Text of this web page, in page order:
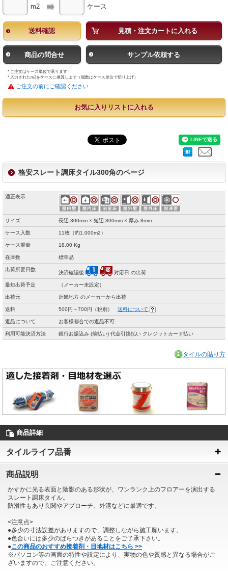
m2 ケース
送料確認 見積・注文カートに入れる
商品の問合せ サンプル依頼する
* ご注文はケース単位で承ります
* 入力されたm2をケースに換算します（端数はケース単位で切り上げ）
ご注文の前にご確認ください
お気に入りリストに入れる
格安スレート調床タイル300角のページ
適正表示
サイズ 長辺:300mm × 短辺:300mm × 厚み:8mm
ケース入数 11枚（約1.000m2）
ケース重量 18.00 Kg
在庫数 標準品
出荷所要日数
決済確認後 対応日 の出荷
最短出荷予定 （メーカー未設定）
出荷元 近畿地方 のメーカーから出荷
送料 500円～700円（税別） 送料について
返品について お客様都合での返品不可
利用可能決済方法 銀行お振込み (前払い) 代金引換払い クレジットカード払い
タイルの貼り方
商品詳細
タイルライフ品番
商品説明
かすかに光る表面と陰影のある形状が、ワンランク上のフロアーを演出する
スレート調床タイル。
防滑性もあり玄関やアプローチ、外溝などに最適です。
<注意点>
●多少の寸法誤差がありますので、調整しながら施工願います。
●色合いには多少のばらつきがあることをご了承下さい。
●この商品のおすすめ接着剤・目地材はこちら >>
※パソコン等の画面の特性や設定により、実物の色や質感と異なる場合がご
ざいますので、ご注意ください。